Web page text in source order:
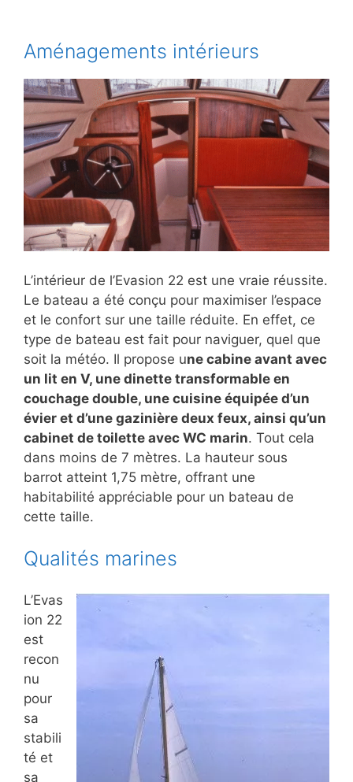
Aménagements intérieurs
L’intérieur de l’Evasion 22 est une vraie réussite.
Le bateau a été conçu pour maximiser l’espace
et le confort sur une taille réduite. En effet, ce
type de bateau est fait pour naviguer, quel que
soit la météo. Il propose une cabine avant avec
un lit en V, une dinette transformable en
couchage double, une cuisine équipée d’un
évier et d’une gazinière deux feux, ainsi qu’un
cabinet de toilette avec WC marin. Tout cela
dans moins de 7 mètres. La hauteur sous
barrot atteint 1,75 mètre, offrant une
habitabilité appréciable pour un bateau de
cette taille.
Qualités marines
L’Evas
ion 22
est
recon
nu
pour
sa
stabili
té et
sa